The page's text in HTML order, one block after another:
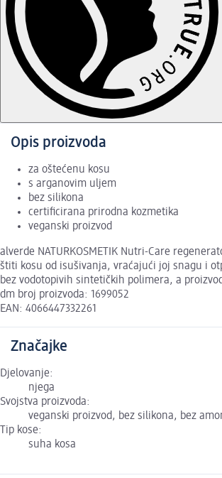
Opis proizvoda
za oštećenu kosu
s arganovim uljem
bez silikona
certificirana prirodna kozmetika
veganski proizvod
alverde NATURKOSMETIK Nutri-Care
štiti kosu od isušivanja, vraćajući joj snagu i
bez vodotopivih sintetičkih polimera, a
dm broj proizvoda: 1699052
EAN: 4066447332261
Značajke
Djelovanje:
njega
Svojstva proizvoda:
veganski proizvod, bez silikona, bez
Tip kose:
suha kosa